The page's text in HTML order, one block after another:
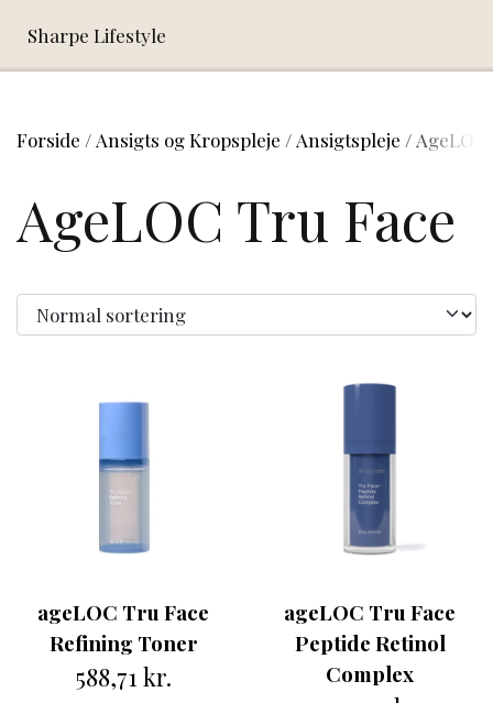
Sharpe Lifestyle
Forside Ansigts og Kropspleje Ansigtspleje
AgeLOC Tru Face
ageLOC Tru Face
Refining Toner
588,71 kr.
ageLOC Tru Face
Peptide Retinol
Complex